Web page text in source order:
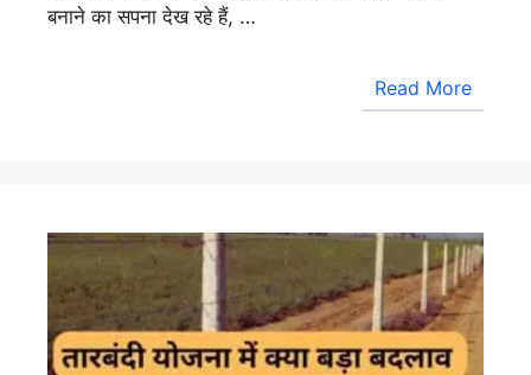
बनाने का सपना देख रहे हैं, …
Read More